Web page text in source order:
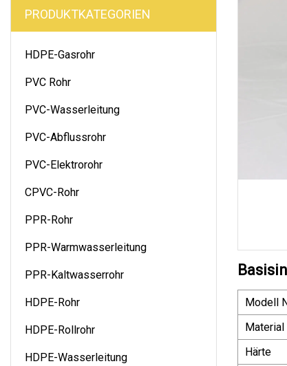
PRODUKTKATEGORIEN
HDPE-Gasrohr
PVC Rohr
PVC-Wasserleitung
PVC-Abflussrohr
PVC-Elektrorohr
CPVC-Rohr
PPR-Rohr
PPR-Warmwasserleitung
PPR-Kaltwasserrohr
HDPE-Rohr
HDPE-Rollrohr
HDPE-Wasserleitung
Modell
Material
Härte